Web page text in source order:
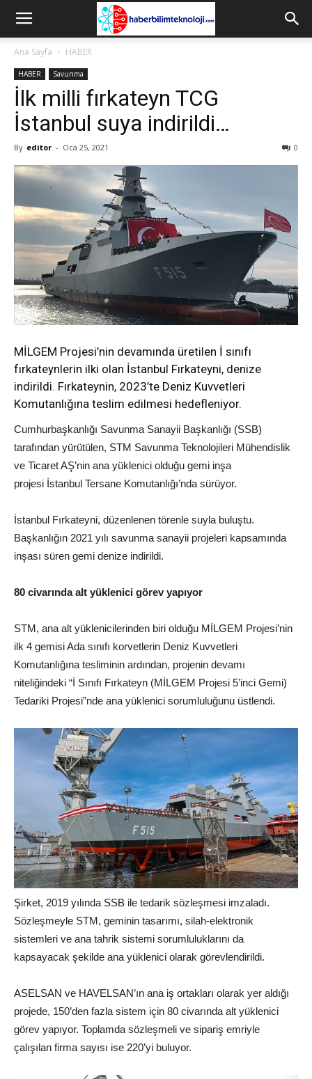
Ana Sayfa HABER
HABER Savunma
İlk milli fırkateyn TCG
İstanbul suya indirildi…
By editor - Oca 25, 2021 0
MİLGEM Projesi’nin devamında üretilen İ sınıfı
fırkateynlerin ilki olan İstanbul Fırkateyni, denize
indirildi. Fırkateynin, 2023’te Deniz Kuvvetleri
Komutanlığına teslim edilmesi hedefleniyor.
Cumhurbaşkanlığı Savunma Sanayii Başkanlığı (SSB)
tarafından yürütülen, STM Savunma Teknolojileri Mühendislik
ve Ticaret AŞ’nin ana yüklenici olduğu gemi inşa
projesi İstanbul Tersane Komutanlığı’nda sürüyor.
İstanbul Fırkateyni, düzenlenen törenle suyla buluştu.
Başkanlığın 2021 yılı savunma sanayii projeleri kapsamında
inşası süren gemi denize indirildi.
80 civarında alt yüklenici görev yapıyor
STM, ana alt yüklenicilerinden biri olduğu MİLGEM Projesi’nin
ilk 4 gemisi Ada sınıfı korvetlerin Deniz Kuvvetleri
Komutanlığına tesliminin ardından, projenin devamı
niteliğindeki “İ Sınıfı Fırkateyn (MİLGEM Projesi 5’inci Gemi)
Tedariki Projesi”nde ana yüklenici sorumluluğunu üstlendi.
Şirket, 2019 yılında SSB ile tedarik sözleşmesi imzaladı.
Sözleşmeyle STM, geminin tasarımı, silah-elektronik
sistemleri ve ana tahrik sistemi sorumluluklarını da
kapsayacak şekilde ana yüklenici olarak görevlendirildi.
ASELSAN ve HAVELSAN’ın ana iş ortakları olarak yer aldığı
projede, 150’den fazla sistem için 80 civarında alt yüklenici
görev yapıyor. Toplamda sözleşmeli ve sipariş emriyle
çalışılan firma sayısı ise 220’yi buluyor.